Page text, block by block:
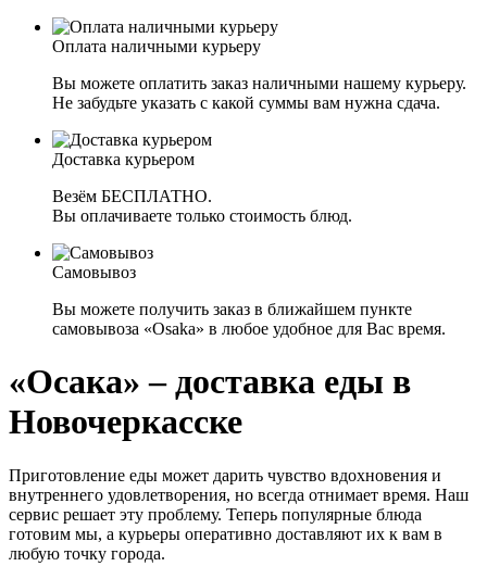
Оплата наличными курьеру
Вы можете оплатить заказ наличными нашему курьеру.
Не забудьте указать с какой суммы вам нужна сдача.
Доставка курьером
Везём БЕСПЛАТНО.
Вы оплачиваете только стоимость блюд.
Самовывоз
Вы можете получить заказ в ближайшем пункте
самовывоза «Osaka» в любое удобное для Вас время.
«Осака» – доставка еды в
Новочеркасске
Приготовление еды может дарить чувство вдохновения и
внутреннего удовлетворения, но всегда отнимает время. Наш
сервис решает эту проблему. Теперь популярные блюда
готовим мы, а курьеры оперативно доставляют их к вам в
любую точку города.